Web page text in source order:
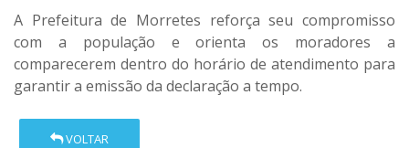
A Prefeitura de Morretes reforça seu compromisso
com a população e orienta os moradores a
comparecerem dentro do horário de atendimento para
garantir a emissão da declaração a tempo.
VOLTAR